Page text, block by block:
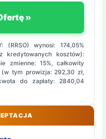
»
(RRSO) wynosi: 174,05%
kredytowanych kosztów):
zmienne: 15%, całkowity
tym prowizja: 292,30 zł,
do zapłaty: 2840,04